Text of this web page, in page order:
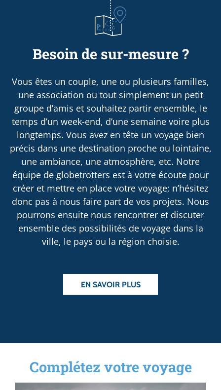
Besoin de sur-mesure ?
Vous êtes un couple, une ou plusieurs familles,
une association ou tout simplement un petit
groupe d’amis et souhaitez partir ensemble, le
temps d’un week-end, d’une semaine voire plus
longtemps. Vous avez en tête un voyage bien
précis dans une destination proche ou lointaine,
une ambiance, une atmosphère, etc. Notre
équipe de globetrotters est à votre écoute pour
créer et mettre en place votre voyage; n’hésitez
donc pas à nous faire part de vos projets. Nous
pourrons ensuite nous rencontrer et discuter
ensemble des possibilités de voyage dans la
ville, le pays ou la région choisie.
EN SAVOIR PLUS
Complétez votre voyage